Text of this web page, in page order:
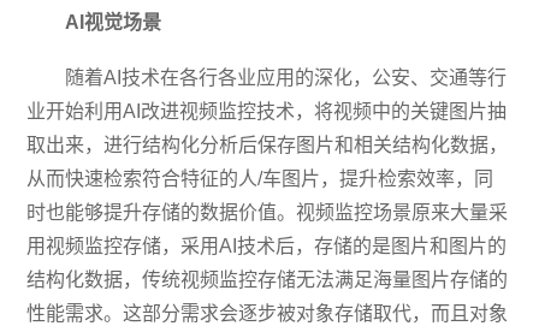
AI视觉场景
随着AI技术在各行各业应用的深化，公安、交通等行
业开始利用AI改进视频监控技术，将视频中的关键图片抽
取出来，进行结构化分析后保存图片和相关结构化数据，
从而快速检索符合特征的人/车图片，提升检索效率，同
时也能够提升存储的数据价值。视频监控场景原来大量采
用视频监控存储，采用AI技术后，存储的是图片和图片的
结构化数据，传统视频监控存储无法满足海量图片存储的
性能需求。这部分需求会逐步被对象存储取代，而且对象